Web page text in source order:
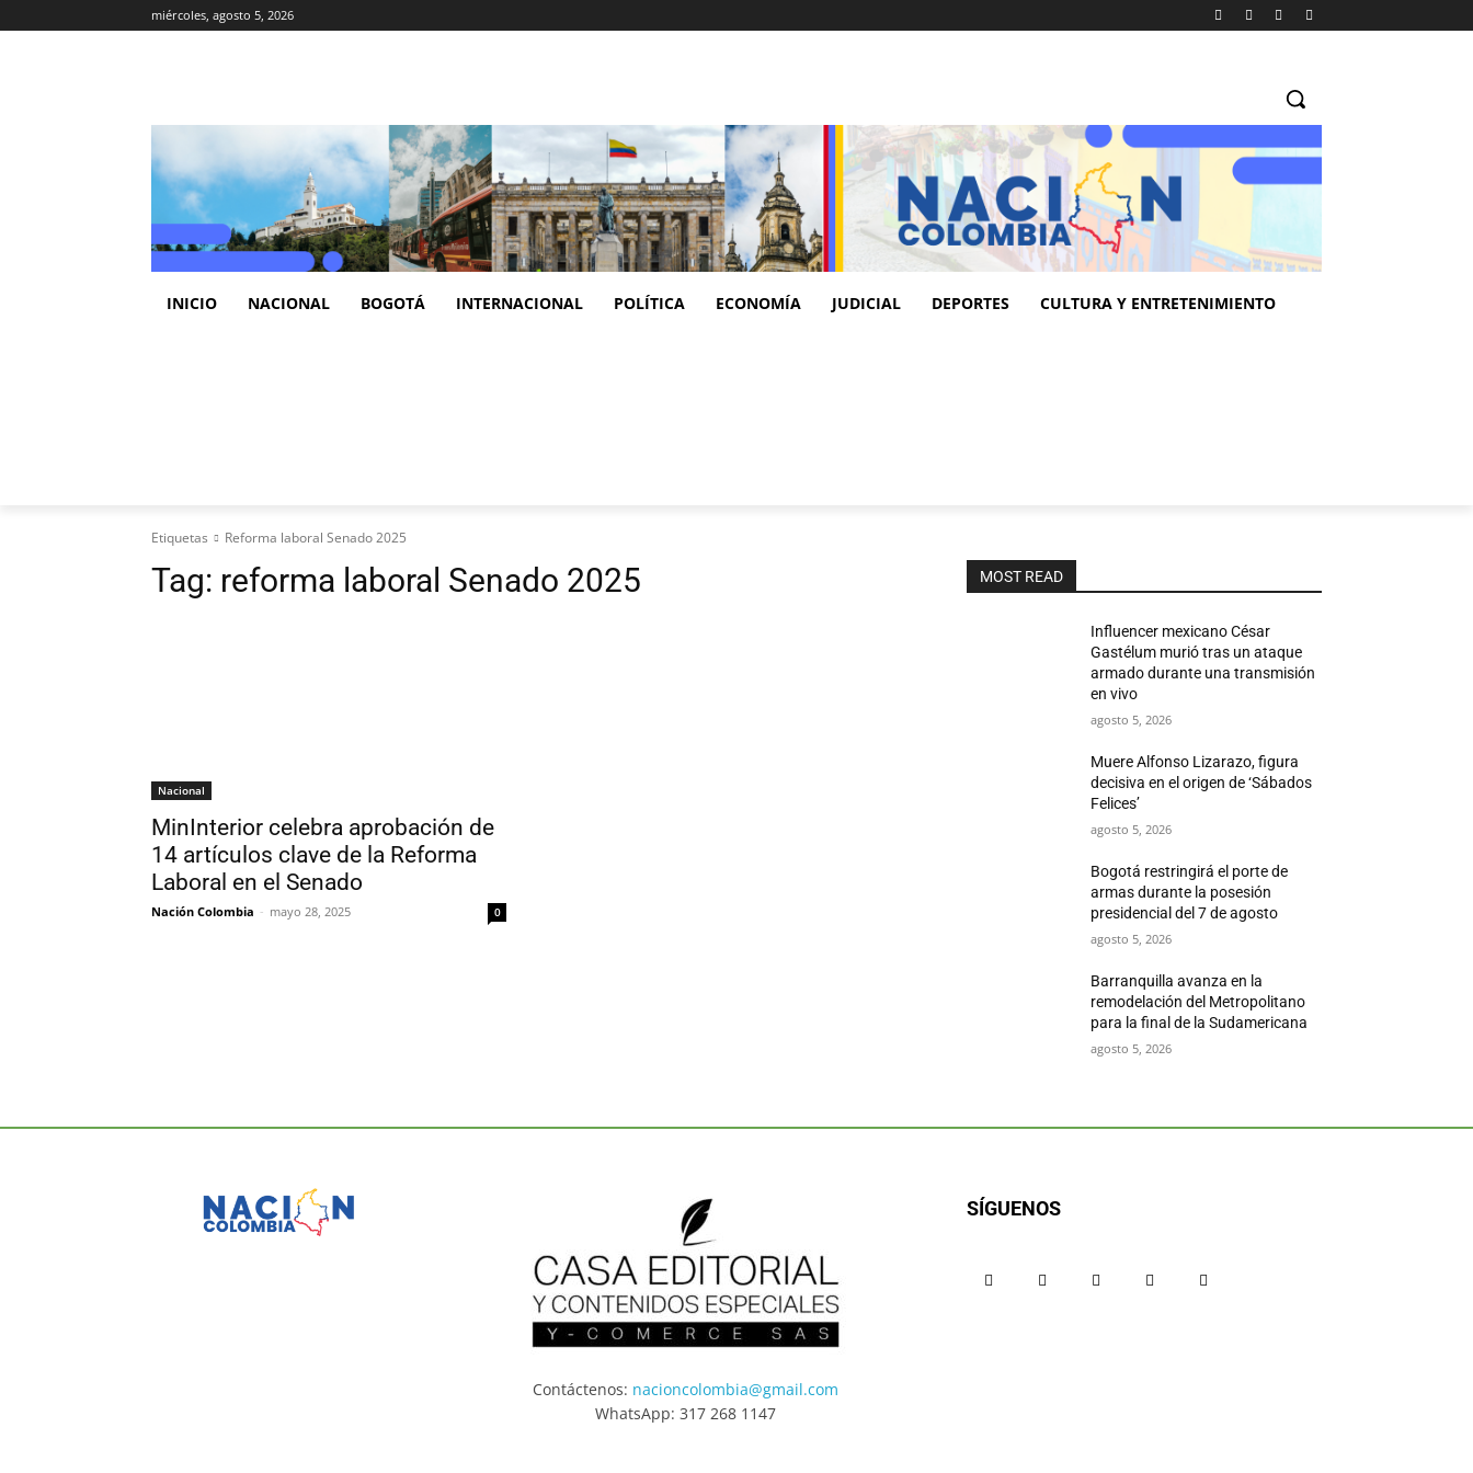
miércoles, agosto 5, 2026
INICIO NACIONAL BOGOTÁ INTERNACIONAL POLÍTICA ECONOMÍA JUDICIAL DEPORTES CULTURA Y ENTRETENIMIENTO
Etiquetas Reforma laboral Senado 2025
Tag: reforma laboral Senado 2025
Nacional
MinInterior celebra aprobación de
14 artículos clave de la Reforma
Laboral en el Senado
Nación Colombia - mayo 28, 2025 0
MOST READ
Influencer mexicano César
Gastélum murió tras un ataque
armado durante una transmisión
en vivo
agosto 5, 2026
Muere Alfonso Lizarazo, figura
decisiva en el origen de ‘Sábados
Felices’
agosto 5, 2026
Bogotá restringirá el porte de
armas durante la posesión
presidencial del 7 de agosto
agosto 5, 2026
Barranquilla avanza en la
remodelación del Metropolitano
para la final de la Sudamericana
agosto 5, 2026
Contáctenos: nacioncolombia@gmail.com
WhatsApp: 317 268 1147
SÍGUENOS